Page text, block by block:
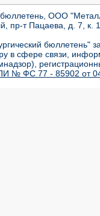
ООО
пр-т Пацаева, д. 7,
бюллетень"
в сфере связи,
№ ФС 77 - 85902 от 04